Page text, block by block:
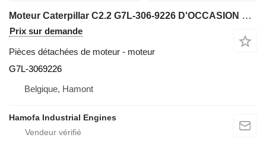
Moteur Caterpillar C2.2 G7L-306-9226 D'OCCASION G7L-3069226 pour matériel de TP
Prix sur demande
Pièces détachées de moteur - moteur
G7L-3069226
Belgique, Hamont
Hamofa Industrial Engines